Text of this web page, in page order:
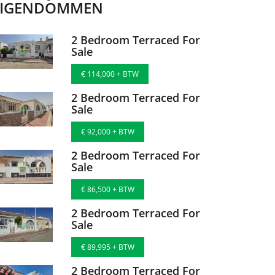
2 Bedroom Terraced For
Sale
€ 114,000 + BTW
2 Bedroom Terraced For
Sale
€ 92,000 + BTW
2 Bedroom Terraced For
Sale
€ 86,500 + BTW
2 Bedroom Terraced For
Sale
€ 89,995 + BTW
2 Bedroom Terraced For